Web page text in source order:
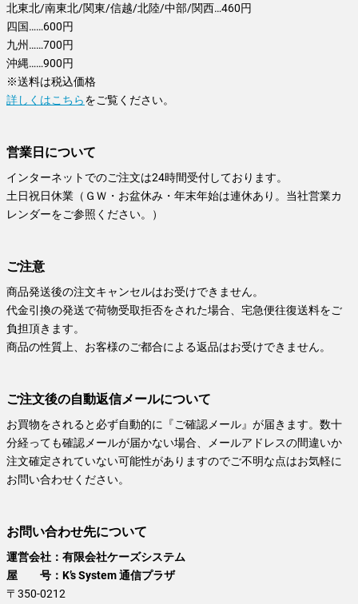
北東北/南東北/関東/信越/北陸/中部/関西…460円
四国……600円
九州……700円
沖縄……900円
※送料は税込価格
詳しくはこちらをご覧ください。
営業日について
インターネットでのご注文は24時間受付しております。
土日祝日休業（ＧＷ・お盆休み・年末年始は連休あり。当社営業カ
レンダーをご参照ください。）
ご注意
商品発送後の注文キャンセルはお受けできません。
代金引換の発送で荷物受取拒否をされた場合、宅急便往復送料をご
負担頂きます。
商品の性質上、お客様のご都合による返品はお受けできません。
ご注文後の自動返信メールについて
お買物をされると必ず自動的に『ご確認メール』が届きます。数十
分経っても確認メールが届かない場合、メールアドレスの間違いか
注文確定されていない可能性がありますのでご不明な点はお気軽に
お問い合わせください。
お問い合わせ先について
運営会社：有限会社ケーズシステム
屋 号：K’s System 通信プラザ
〒350-0212